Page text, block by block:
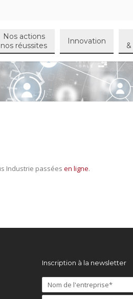
Nos actions
nos réussites
Innovation
Industrie passées en ligne.
Inscription à la newsletter